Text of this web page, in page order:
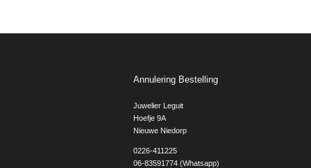
Annulering Bestelling
Juwelier Leguit
Hoefje 9A
Nieuwe Niedorp
0226-411225
06-83591774 (Whatsapp)